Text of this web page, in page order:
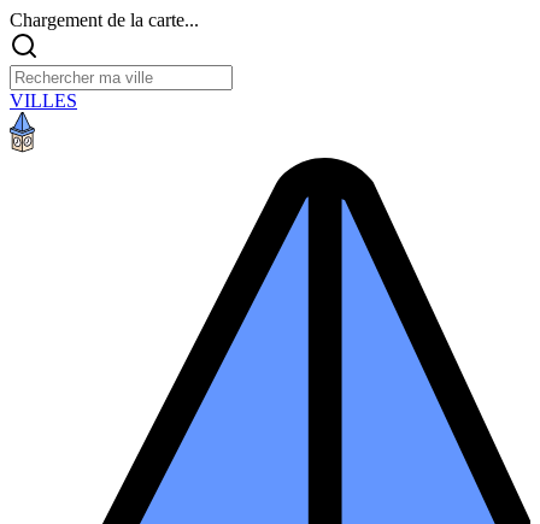
Chargement de la carte...
VILLES